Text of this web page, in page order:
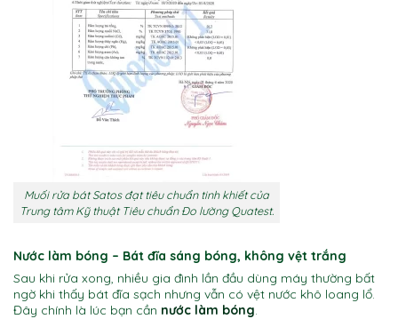
Muối rửa bát Satos đạt tiêu chuẩn tinh khiết của
Trung tâm Kỹ thuật Tiêu chuẩn Đo lường Quatest.
Nước làm bóng – Bát đĩa sáng bóng, không vệt trắng
Sau khi rửa xong, nhiều gia đình lần đầu dùng máy thường bất
ngờ khi thấy bát đĩa sạch nhưng vẫn có vệt nước khô loang lổ.
Đây chính là lúc bạn cần nước làm bóng.